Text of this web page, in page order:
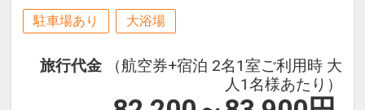
駐車場あり 大浴場
旅行代金
（航空券+宿泊 2名1室ご利用時 大
人1名様あたり）